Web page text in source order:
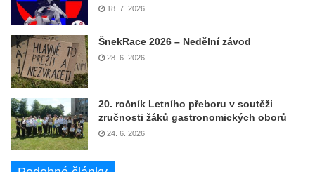
18. 7. 2026
ŠnekRace 2026 – Nedělní závod
28. 6. 2026
20. ročník Letního přeboru v soutěži
zručnosti žáků gastronomických oborů
24. 6. 2026